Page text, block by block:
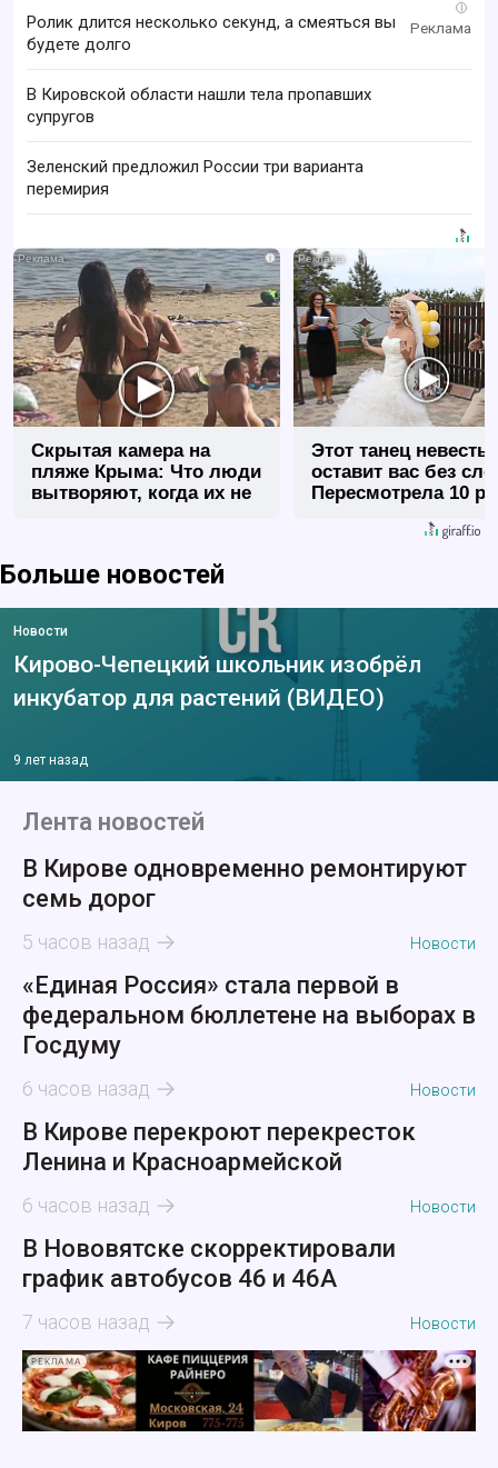
i
Ролик длится несколько секунд, а смеяться вы
будете долго
В Кировской области нашли тела пропавших
супругов
Зеленский предложил России три варианта
перемирия
i
Скрытая камера на
пляже Крыма: Что люди
вытворяют, когда их не
Этот танец невесты
оставит вас без
Пересмотрела 10
Больше новостей
Новости
Кирово-Чепецкий школьник изобрёл
инкубатор для растений (ВИДЕО)
9 лет назад
Лента новостей
В Кирове одновременно ремонтируют
семь дорог
5 часов назад Новости
«Единая Россия» стала первой в
федеральном бюллетене на выборах в
Госдуму
6 часов назад Новости
В Кирове перекроют перекресток
Ленина и Красноармейской
6 часов назад Новости
В Нововятске скорректировали
график автобусов 46 и 46А
7 часов назад Новости
РЕКЛАМА